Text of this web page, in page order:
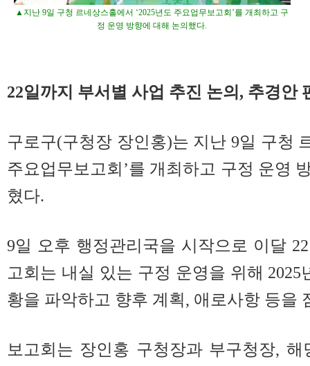
▲지난 9일 구청 르네상스홀에서 ‘2025년도 주요업무보고회’를 개최하고 구
정 운영 방향에 대해 논의했다.
22일까지 부서별 사업 추진 논의, 추경안
구로구(구청장 장인홍)는 지난 9일 구청
주요업무보고회’를 개최하고 구정 운영
혔다.
9일 오후 행정관리국을 시작으로 이달
고회는 내실 있는 구정 운영을 위해
황을 파악하고 향후 계획, 애로사항 등을
보고회는 장인홍 구청장과 부구청장, 해